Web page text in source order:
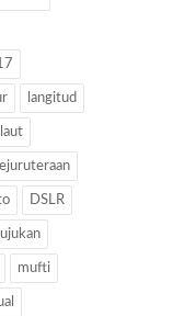
langitud
DSLR
mufti